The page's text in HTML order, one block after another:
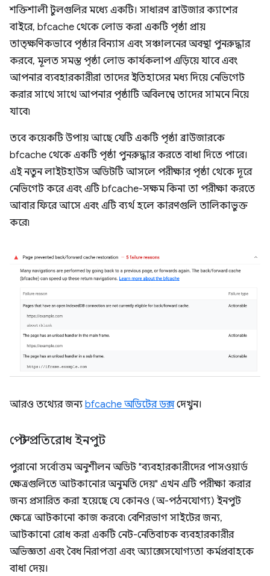
শক্তিশালী টুলগুলির মধ্যে একটি। সাধারণ ব্রাউজার ক্যাশের
বাইরে, bfcache থেকে লোড করা একটি পৃষ্ঠা প্রায়
তাত্ক্ষণিকভাবে পৃষ্ঠার বিন্যাস এবং সঞ্চালনের অবস্থা পুনরুদ্ধার
করবে, মূলত সমস্ত পৃষ্ঠা লোড কার্যকলাপ এড়িয়ে যাবে এবং
আপনার ব্যবহারকারীরা তাদের ইতিহাসের মধ্য দিয়ে নেভিগেট
করার সাথে সাথে আপনার পৃষ্ঠাটি অবিলম্বে তাদের সামনে নিয়ে
যাবে৷
তবে কয়েকটি উপায় আছে যেটি একটি পৃষ্ঠা ব্রাউজারকে
bfcache থেকে একটি পৃষ্ঠা পুনরুদ্ধার করতে বাধা দিতে পারে।
এই নতুন লাইটহাউস অডিটটি আসলে পরীক্ষার পৃষ্ঠা থেকে দূরে
নেভিগেট করে এবং এটি bfcache-সক্ষম কিনা তা পরীক্ষা করতে
আবার ফিরে আসে এবং এটি ব্যর্থ হলে কারণগুলি তালিকাভুক্ত
করে৷
আরও তথ্যের জন্য bfcache অডিটের ডক্সদেখুন।
পেস্ট প্রতিরোধ ইনপুট
পুরানো সর্বোত্তম অনুশীলন অডিট "ব্যবহারকারীদের পাসওয়ার্ড
ক্ষেত্রগুলিতে আটকানোর অনুমতি দেয়" এখন এটি পরীক্ষা করার
জন্য প্রসারিত করা হয়েছে যে কোনও (অ-পঠনযোগ্য) ইনপুট
ক্ষেত্রে আটকানো কাজ করবে৷ বেশিরভাগ সাইটের জন্য,
আটকানো রোধ করা একটি নেট-নেতিবাচক ব্যবহারকারীর
অভিজ্ঞতা এবং বৈধ নিরাপত্তা এবং অ্যাক্সেসযোগ্যতা কর্মপ্রবাহকে
বাধা দেয়।